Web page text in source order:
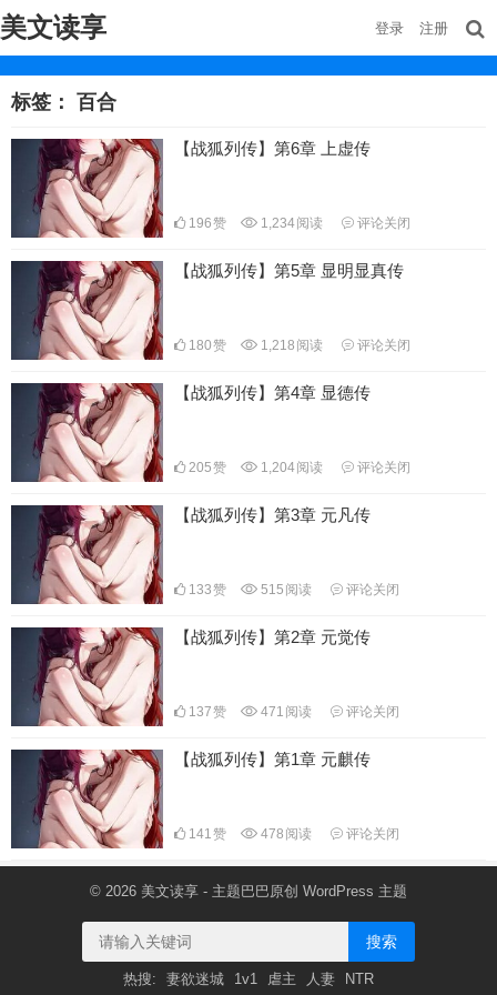
美文读享 登录 注册
标签： 百合
【战狐列传】第6章 上虚传
196赞 1,234阅读 评论关闭
【战狐列传】第5章 显明显真传
180赞 1,218 阅读 评论关闭
【战狐列传】第4章 显德传
205赞 1,204阅读 评论关闭
【战狐列传】第3章 元凡传
133赞 515 阅读 评论关闭
【战狐列传】第2章 元觉传
137赞 471 阅读 评论关闭
【战狐列传】第1章 元麒传
141赞 478 阅读 评论关闭
© 2026 美文读享 - 主题巴巴原创 WordPress 主题
搜索
热搜: 妻欲迷城 1v1 虐主 人妻 NTR